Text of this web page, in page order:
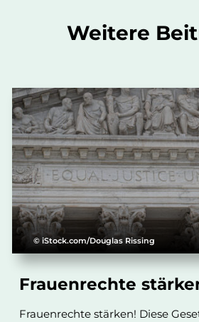
Weitere
© iStock.com/Douglas Rissing
Frauenrechte
Frauenrechte stärken! Diese